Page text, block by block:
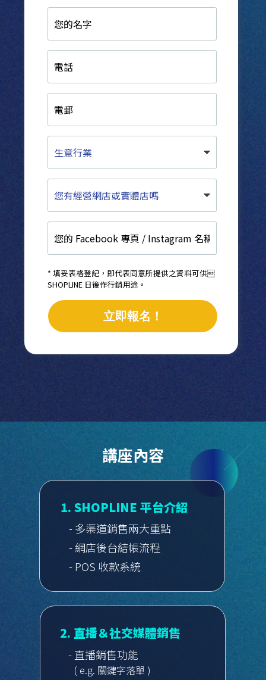
您
的
名
字
電
話
電
郵
生
意
行
業
您
有
經
營
網
店
或
體
店
嗎
您
的
Facebook
專
頁
/
名
稱
立即報名！
* 填妥表格登記，即代表同意所提供之資料可供
SHOPLINE 日後作行銷用途。
講座內容
1. SHOPLINE 平台介紹
2. 直播＆社交媒體銷售
- 多渠道銷售兩大重點
- 網店後台結帳流程
- POS 收款系統
- 直播銷售功能
( e.g. 關鍵字落單 )